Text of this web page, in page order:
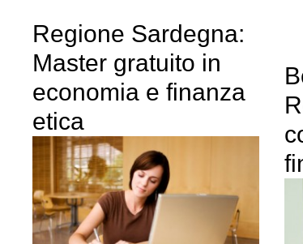
Regione Sardegna:
Master gratuito in
economia e finanza
etica